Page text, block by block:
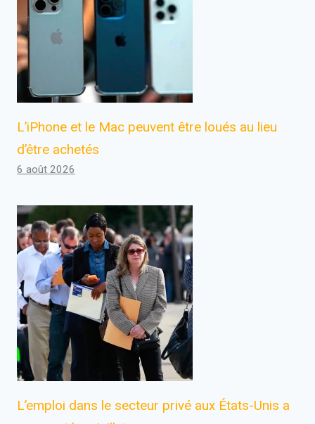
L’iPhone et le Mac peuvent être loués au lieu
d’être achetés
6 août 2026
L’emploi dans le secteur privé aux États-Unis a